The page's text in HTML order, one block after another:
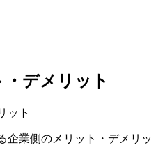
デメリット
企業側のメリット・デメリッ